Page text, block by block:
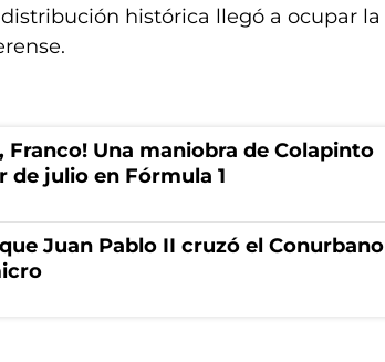
histórica llegó a ocupar la
Franco! Una maniobra de Colapinto
de julio en Fórmula 1
Juan Pablo II cruzó el Conurbano